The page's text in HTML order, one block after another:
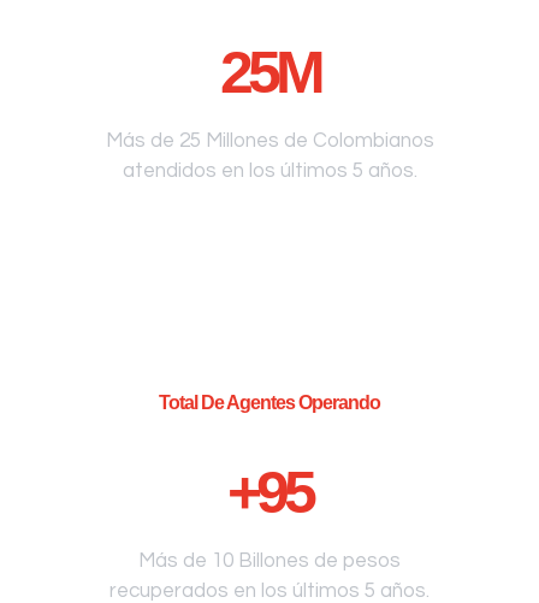
25M
Más de 25 Millones de Colombianos
atendidos en los últimos 5 años.
Total De Agentes Operando
+95
Más de 10 Billones de pesos
recuperados en los últimos 5 años.